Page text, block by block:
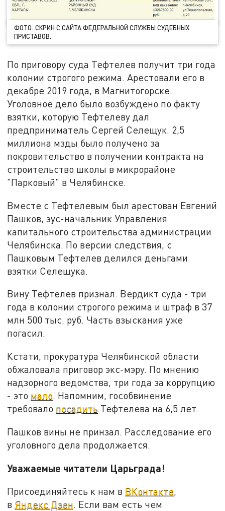
ФОТО: СКРИН С САЙТА ФЕДЕРАЛЬНОЙ СЛУЖБЫ СУДЕБНЫХ
ПРИСТАВОВ.
По приговору суда Тефтелев получит три года
колонии строгого режима. Арестовали его в
декабре 2019 года, в Магнитогорске.
Уголовное дело было возбуждено по факту
взятки, которую Тефтелеву дал
предприниматель Сергей Селещук. 2,5
миллиона мзды было получено за
покровительство в получении контракта на
строительство школы в микрорайоне
"Парковый" в Челябинске.
Вместе с Тефтелевым был арестован Евгений
Пашков, эус-начальник Управления
капитального строительства администрации
Челябинска. По версии следствия, с
Пашковым Тефтелев делился деньгами
взятки Селещука.
Вину Тефтелев признал. Вердикт суда - три
года в колонии строгого режима и штраф в 37
млн 500 тыс. руб. Часть взыскания уже
погасил.
Кстати, прокуратура Челябинской области
обжаловала приговор экс-мэру. По мнению
надзорного ведомства, три года за коррупцию
- это мало. Напомним, гособвинение
требовало посадить Тефтелева на 6,5 лет.
Пашков вины не принзал. Расследование его
уголовного дела продолжается.
Уважаемые читатели Царьграда!
Присоединяйтесь к нам в ВКонтакте,
в Яндекс Дзен. Если вам есть чем